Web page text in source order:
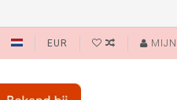
EUR